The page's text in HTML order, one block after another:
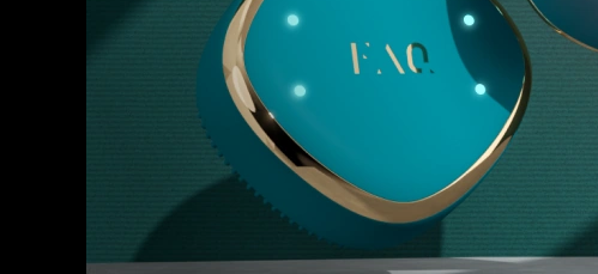
LUNA™ 4 mini
For young skin, T-zone
LUNA™ 4 go
For travel or gym bag
面部提拉護理
Premium anti-aging skincare
BEAR™ 設備
All premium facelift devices
Near-infrared and red light therapy device
UFO™ 3 mini
Red light therapy device for young skin
UFO™ 3 go
Portable red light therapy
Smart hybrid silicone sonic toothbrush
issa™ 4 smile
Hybrid silicone sonic toothbrush
issa™ 4 baby
FAQ™ 101
Clinical anti-aging
FAQ™ 102
Advanced clinical anti-aging
LED 護理
FAQ™ 201
FAQ™ 202
LED mask
FAQ™ 301
LED hair strengthening scalp massager
肌膚年輕化
NEW
FAQ™ 501
Full-Spectrum Red Light Therapy